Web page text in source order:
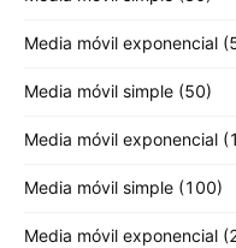
Media móvil exponencial
Media móvil simple (50)
Media móvil exponencial
Media móvil simple (100)
Media móvil exponencial